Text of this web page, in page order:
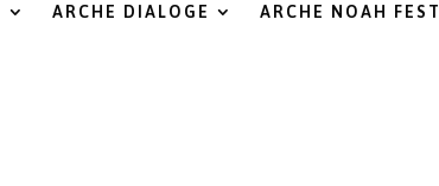
ARCHE DIALOGE ARCHE NOAH FEST